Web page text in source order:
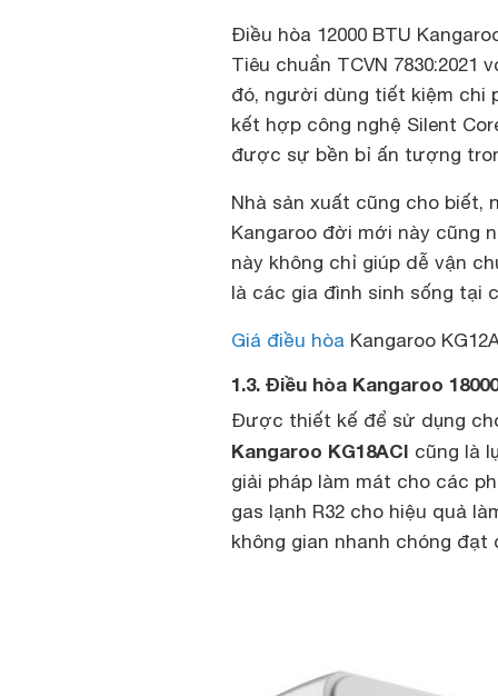
Điều hòa 12000 BTU
Tiêu chuẩn TCVN 7830:2021
đó, người dùng tiết kiệm chi
kết hợp công nghệ Silent
được sự bền bỉ ấn tượng
Nhà sản xuất cũng cho biết,
Kangaroo đời mới này cũng
này không chỉ giúp dễ vận
là các gia đình sinh sống tại
Giá điều hòa Kangaroo
1.3. Điều hòa Kangaroo
Được thiết kế để sử dụng
Kangaroo KG18ACI cũng là
giải pháp làm mát cho các
gas lạnh R32 cho hiệu quả
không gian nhanh chóng